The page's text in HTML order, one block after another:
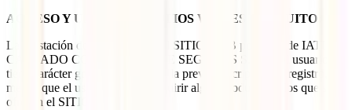
ACCESO Y USO DE LOS SITIOS WEB ES GRATUITO:
La prestación de los servicios del SITIO WEB por parte de IATI
CALZADO CORREDURÍA DE SEGUROS S.L.U., al usuario
tiene carácter gratuito y no exige la previa suscripción ni registro, a
menos que el usuario decida adquirir algún producto de los que se
ofrecen el SITIO WEB.